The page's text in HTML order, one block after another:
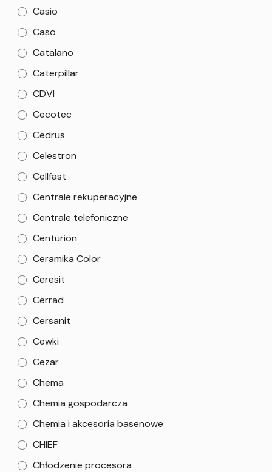
Casio
Caso
Catalano
Caterpillar
CDVI
Cecotec
Cedrus
Celestron
Cellfast
Centrale rekuperacyjne
Centrale telefoniczne
Centurion
Ceramika Color
Ceresit
Cerrad
Cersanit
Cewki
Cezar
Chema
Chemia gospodarcza
Chemia i akcesoria basenowe
CHIEF
Chłodzenie procesora